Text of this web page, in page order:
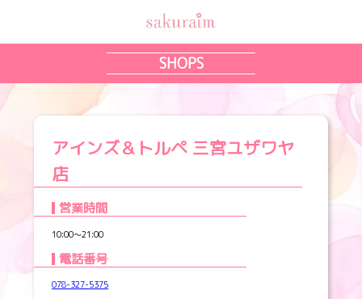
SHOPS
アインズ＆トルペ 三宮ユザワヤ
店
営業時間
10:00～21:00
電話番号
078-327-5375